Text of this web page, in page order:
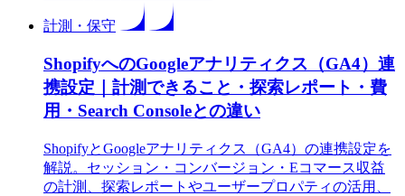
計測・保守
ShopifyへのGoogleアナリティクス（GA4）連
携設定｜計測できること・探索レポート・費
用・Search Consoleとの違い
ShopifyとGoogleアナリティクス（GA4）の連携設定を
解説。セッション・コンバージョン・Eコマース収益
の計測、探索レポートやユーザープロパティの活用、